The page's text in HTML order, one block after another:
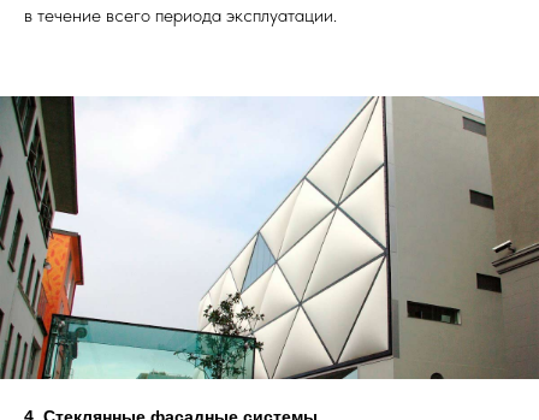
в течение всего периода эксплуатации.